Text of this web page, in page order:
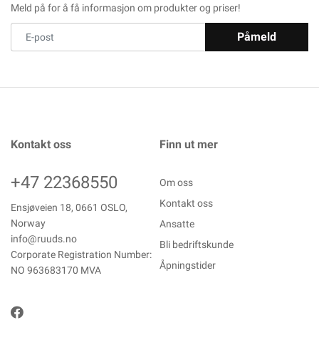
Meld på for å få informasjon om produkter og priser!
Påmeld
Kontakt oss
+47 22368550
Ensjøveien 18, 0661 OSLO,
Norway
info@ruuds.no
Corporate Registration Number:
NO 963683170 MVA
Finn ut mer
Om oss
Kontakt oss
Ansatte
Bli bedriftskunde
Åpningstider